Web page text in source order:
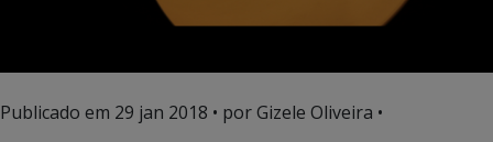
Publicado em 29 jan 2018 • por Gizele Oliveira •